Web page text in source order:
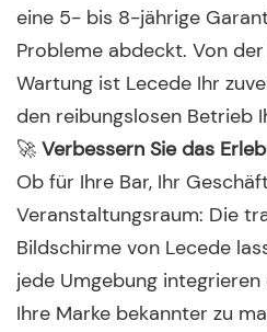
eine 5- bis 8-jährige
Probleme abdeckt. Von
Wartung ist Lecede Ihr
den reibungslosen Betrieb
🚀 Verbessern Sie das
Ob für Ihre Bar, Ihr
Veranstaltungsraum: Die
Bildschirme von Lecede
jede Umgebung
Ihre Marke bekannter zu